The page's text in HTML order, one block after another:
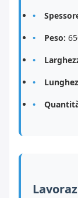
Peso: